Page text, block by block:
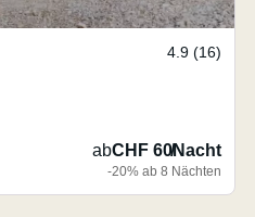
4.9 (16)
abCHF 60/Nacht
-20% ab 8 Nächten